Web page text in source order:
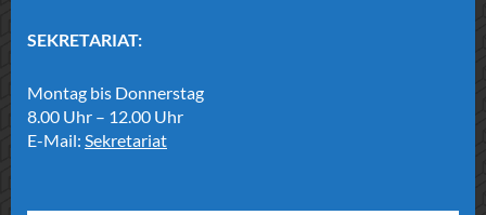
SEKRETARIAT:
Montag bis Donnerstag
8.00 Uhr – 12.00 Uhr
E-Mail: Sekretariat